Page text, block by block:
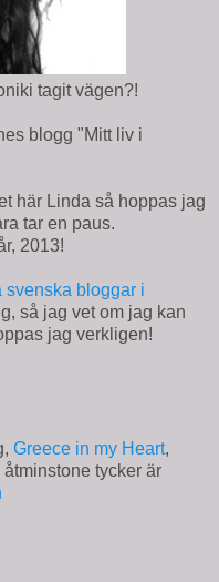
tagit vägen?!
blogg "Mitt liv i
här Linda så hoppas jag
tar en paus.
2013!
svenska bloggar i
så jag vet om jag kan
jag verkligen!
Greece in my Heart,
tycker är